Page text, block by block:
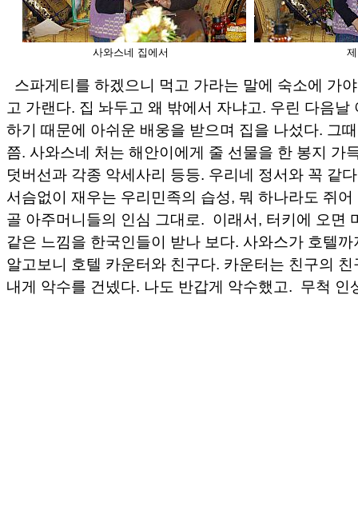
사와스네 집에서
스파게티를 하겠으니 먹고 가라는 말에 숙소에 가
고 가랜다. 집 놔두고 왜 밖에서 자냐고. 우린 다음날
하기 때문에 아쉬운 배웅을 받으며 집을 나섰다. 그
쯤. 사와스네 처는 해안이에게 줄 선물을 한 봉지 가
덧버선과 각종 악세사리 등등. 우리네 정서와 꼭 같
서슴없이 재우는 우리민족의 습성, 뭐 하나라도 쥐
골 아주머니들의 인심 그대로. 이래서, 터키에 오면
같은 느낌을 한국인들이 받나 보다. 사와스가 호텔
알고보니 호텔 카운터와 친구다. 카운터는 친구의
내게 악수를 건넸다. 나도 반갑게 악수했고. 무척 인